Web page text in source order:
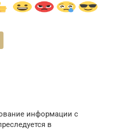
информации с
в